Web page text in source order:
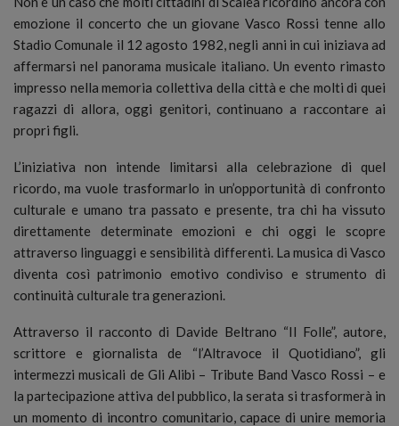
emozione il concerto che un giovane Vasco Rossi tenne allo
Stadio Comunale il 12 agosto 1982, negli anni in cui iniziava ad
affermarsi nel panorama musicale italiano. Un evento rimasto
impresso nella memoria collettiva della città e che molti di quei
ragazzi di allora, oggi genitori, continuano a raccontare ai
propri figli.
L’iniziativa non intende limitarsi alla celebrazione di quel
ricordo, ma vuole trasformarlo in un’opportunità di confronto
culturale e umano tra passato e presente, tra chi ha vissuto
direttamente determinate emozioni e chi oggi le scopre
attraverso linguaggi e sensibilità differenti. La musica di Vasco
diventa così patrimonio emotivo condiviso e strumento di
continuità culturale tra generazioni.
Attraverso il racconto di Davide Beltrano “Il Folle”, autore,
scrittore e giornalista de “l’Altravoce il Quotidiano”, gli
intermezzi musicali de Gli Alibi – Tribute Band Vasco Rossi – e
la partecipazione attiva del pubblico, la serata si trasformerà in
un momento di incontro comunitario, capace di unire memoria